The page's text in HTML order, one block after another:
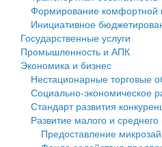
Государственные услуги
Промышленность и АПК
Экономика и бизнес
Символика
Устав
Гостям округа
Туризм
Культура
муниципального округа
Администрация Кашинского
Тверской области
Управление сельскими
Открытые данные
Финансовое управление
Бюджет для граждан
Имущество
Выявление
объектов недвижимости
Формирование комфортной
Инициативное
Государственные услуги
Промышленность и АПК
Экономика и бизнес
Нестационарные торговые
Социально-экономическое
Стандарт развития
Развитие малого и
Предоставление